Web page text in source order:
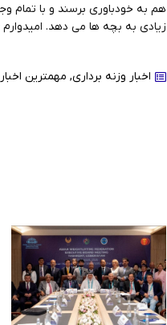
هم به خودباوری برسند و با تمام
زیادی به بچه ها می دهد.
اخبار وزنه برداری, مهمترین